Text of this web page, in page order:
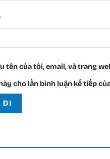
tên của tôi, email, và trang
cho lần bình luận kế tiếp